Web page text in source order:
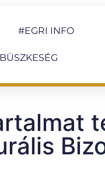
#EGRI INFO